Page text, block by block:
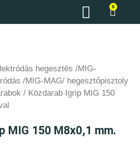
0
hegesztés /MIG-
/MIG-MAG/ hegesztőpisztoly
/ Közdarab Igrip MIG 150
MIG 150 M8x0,1 mm.